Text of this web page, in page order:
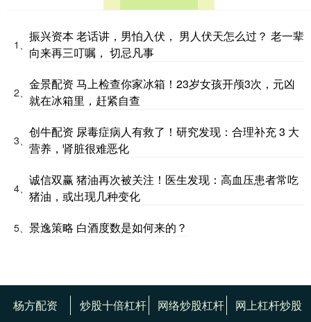
1、
振兴资本 老话讲，男怕入伏， 男人伏天怎么过？ 老一辈
向来再三叮嘱， 切忌凡事
2、
金景配资 马上检查你家冰箱！23岁女孩开颅3次，元凶
就在冰箱里，赶紧自查
3、
创牛配资 尿毒症病人有救了！研究发现：合理补充 3 大
营养，肾脏很难恶化
4、
诚信双赢 猪油再次被关注！医生发现：高血压患者常吃
猪油，或出现几种变化
5、 景逸策略 白酒度数是如何来的？
杨方配资 炒股十倍杠杆 网络炒股杠杆 网上杠杆炒股